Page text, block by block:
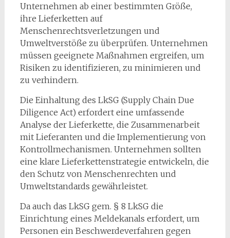
Unternehmen ab einer bestimmten Größe,
ihre Lieferketten auf
Menschenrechtsverletzungen und
Umweltverstöße zu überprüfen. Unternehmen
müssen geeignete Maßnahmen ergreifen, um
Risiken zu identifizieren, zu minimieren und
zu verhindern.
Die Einhaltung des LkSG (Supply Chain Due
Diligence Act) erfordert eine umfassende
Analyse der Lieferkette, die Zusammenarbeit
mit Lieferanten und die Implementierung von
Kontrollmechanismen. Unternehmen sollten
eine klare Lieferkettenstrategie entwickeln, die
den Schutz von Menschenrechten und
Umweltstandards gewährleistet.
Da auch das LkSG gem. § 8 LkSG die
Einrichtung eines Meldekanals erfordert, um
Personen ein Beschwerdeverfahren gegen